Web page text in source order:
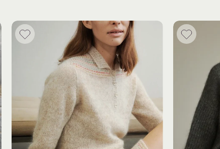
Garn:
1 tråd Knitting for Olive Merino (250 m / 50 g) og
1 tråd Soft Silk Mohair (225 m / 25 g)
Garnforbruk:
Merino:
200 (200) 200 (250) 250 (250) 300 (300) g
Soft Silk Mohair:
100 (125) 125 (125) 150 (150) 150 (175) g